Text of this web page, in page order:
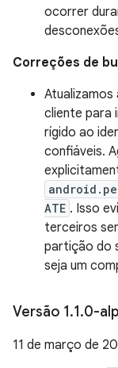
ocorrer
Correções de
cliente para
rígido ao
confiáveis.
ATE . Isso
terceiros
partição do
seja um
Versão 1.1.0-
11 de março de